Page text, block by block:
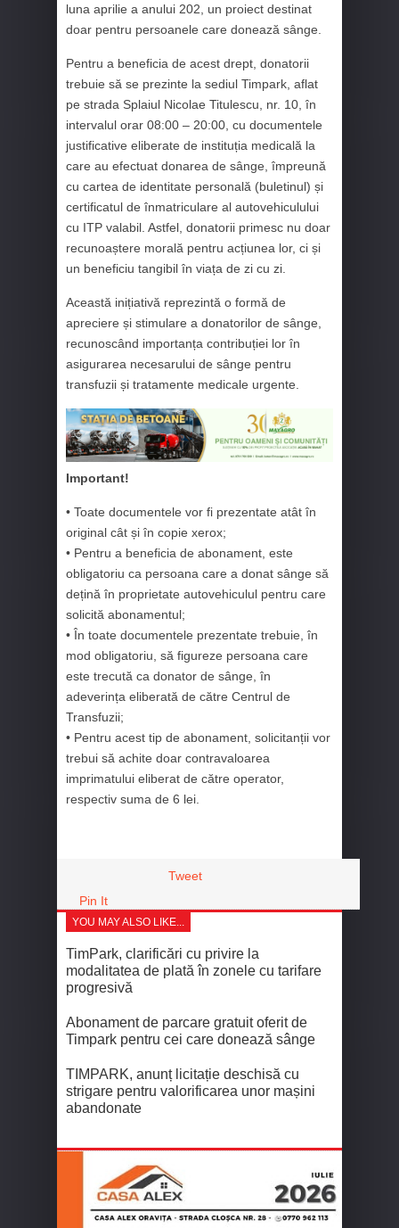
luna aprilie a anului 202, un proiect destinat
doar pentru persoanele care donează sânge.
Pentru a beneficia de acest drept, donatorii
trebuie să se prezinte la sediul Timpark, aflat
pe strada Splaiul Nicolae Titulescu, nr. 10, în
intervalul orar 08:00 – 20:00, cu documentele
justificative eliberate de instituția medicală la
care au efectuat donarea de sânge, împreună
cu cartea de identitate personală (buletinul) și
certificatul de înmatriculare al autovehiculului
cu ITP valabil. Astfel, donatorii primesc nu doar
recunoaștere morală pentru acțiunea lor, ci și
un beneficiu tangibil în viața de zi cu zi.
Această inițiativă reprezintă o formă de
apreciere și stimulare a donatorilor de sânge,
recunoscând importanța contribuției lor în
asigurarea necesarului de sânge pentru
transfuzii și tratamente medicale urgente.
Important!
• Toate documentele vor fi prezentate atât în
original cât și în copie xerox;
• Pentru a beneficia de abonament, este
obligatoriu ca persoana care a donat sânge să
dețină în proprietate autovehiculul pentru care
solicită abonamentul;
• În toate documentele prezentate trebuie, în
mod obligatoriu, să figureze persoana care
este trecută ca donator de sânge, în
adeverința eliberată de către Centrul de
Transfuzii;
• Pentru acest tip de abonament, solicitanții vor
trebui să achite doar contravaloarea
imprimatului eliberat de către operator,
respectiv suma de 6 lei.
Tweet
Pin It
YOU MAY ALSO LIKE...
TimPark, clarificări cu privire la
modalitatea de plată în zonele cu tarifare
progresivă
Abonament de parcare gratuit oferit de
Timpark pentru cei care donează sânge
TIMPARK, anunț licitație deschisă cu
strigare pentru valorificarea unor mașini
abandonate